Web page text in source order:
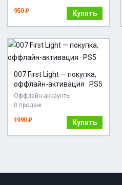
950 ₽ Купить
007 First Light — покупка,
оффлайн-активация · PS5
Оффлайн аккаунты
0 продаж
1990 ₽ Купить